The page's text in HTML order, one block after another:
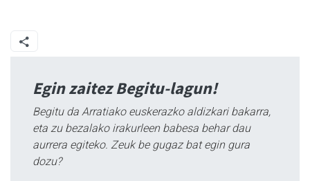
Egin zaitez Begitu-lagun!
Begitu da Arratiako euskerazko aldizkari bakarra,
eta zu bezalako irakurleen babesa behar dau
aurrera egiteko. Zeuk be gugaz bat egin gura
dozu?